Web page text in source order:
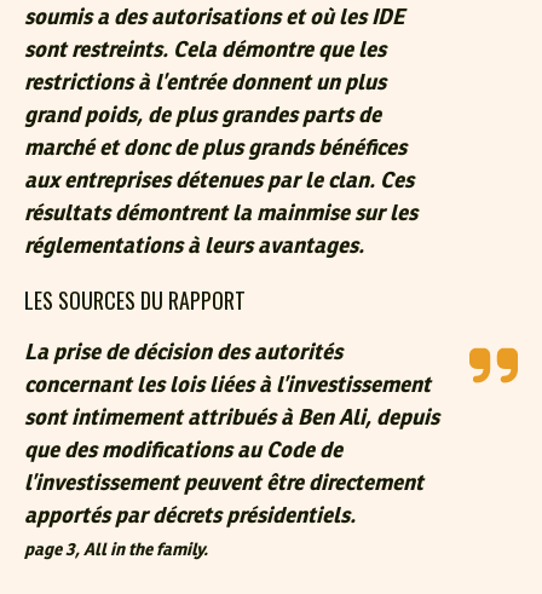
soumis a des autorisations et où les IDE
sont restreints. Cela démontre que les
restrictions à l’entrée donnent un plus
grand poids, de plus grandes parts de
marché et donc de plus grands bénéfices
aux entreprises détenues par le clan. Ces
résultats démontrent la mainmise sur les
réglementations à leurs avantages.
LES SOURCES DU RAPPORT
La prise de décision des autorités
concernant les lois liées à l’investissement
sont intimement attribués à Ben Ali, depuis
que des modifications au Code de
l’investissement peuvent être directement
apportés par décrets présidentiels.
page 3, All in the family.